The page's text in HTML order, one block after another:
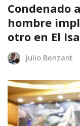
Condenado
hombre
otro en El
Julio Benzant